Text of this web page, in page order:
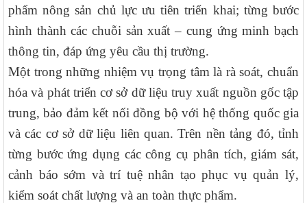
phẩm nông sản chủ lực ưu tiên triển khai; từng bước
hình thành các chuỗi sản xuất – cung ứng minh bạch
thông tin, đáp ứng yêu cầu thị trường.
Một trong những nhiệm vụ trọng tâm là rà soát, chuẩn
hóa và phát triển cơ sở dữ liệu truy xuất nguồn gốc tập
trung, bảo đảm kết nối đồng bộ với hệ thống quốc gia
và các cơ sở dữ liệu liên quan. Trên nền tảng đó, tỉnh
từng bước ứng dụng các công cụ phân tích, giám sát,
cảnh báo sớm và trí tuệ nhân tạo phục vụ quản lý,
kiểm soát chất lượng và an toàn thực phẩm.